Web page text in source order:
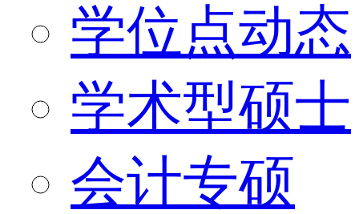
学位点动态
学术型硕士
会计专硕